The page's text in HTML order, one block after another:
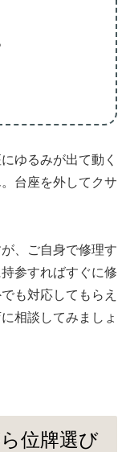
ゆるみが出て動く
台座を外してクサ
、ご自身で修理す
参すればすぐに修
も対応してもらえ
相談してみましょ
位牌選び